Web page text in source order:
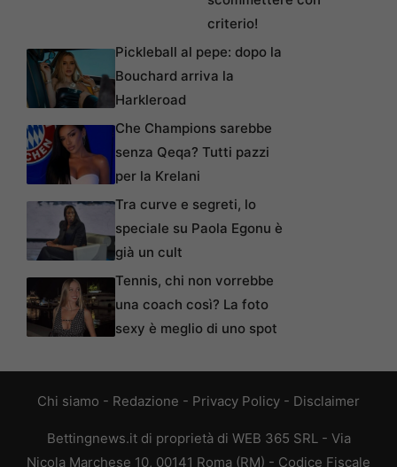
criterio!
Pickleball al pepe: dopo la
Bouchard arriva la
Harkleroad
Che Champions sarebbe
senza Qeqa? Tutti pazzi
per la Krelani
Tra curve e segreti, lo
speciale su Paola Egonu è
già un cult
Tennis, chi non vorrebbe
una coach così? La foto
sexy è meglio di uno spot
Chi siamo - Redazione - Privacy Policy - Disclaimer
Bettingnews.it di proprietà di WEB 365 SRL - Via
Nicola Marchese 10, 00141 Roma (RM) - Codice Fiscale